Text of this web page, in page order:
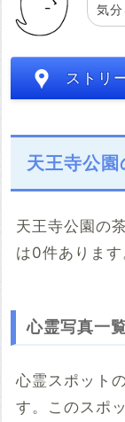
気
ストリ
※「共有HTML」
例：<iframe
天王寺公
天王寺公園の
は0件あります
心霊写真一
心霊スポット
す。このスポ